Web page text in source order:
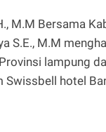
M.M Bersama
S.E., M.M
lampung
Swissbell hotel